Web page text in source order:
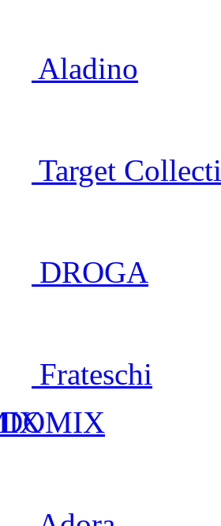
Aladino
Target
DROGA
Frateschi
DOMIX